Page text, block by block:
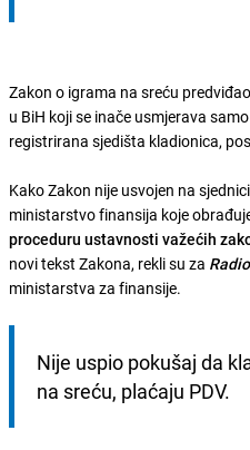
Zakon o igrama na sreću
u BiH koji se inače usmjerava
registrirana sjedišta kladionica,
Kako Zakon nije usvojen na
ministarstvo finansija koje
proceduru ustavnosti važećih
novi tekst Zakona, rekli su za
ministarstva za finansije.
Nije uspio pokušaj da
na sreću, plaćaju PDV.